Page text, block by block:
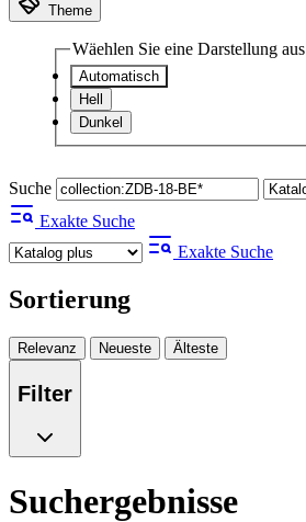
Theme
Wäehlen Sie eine Darstellung aus
Automatisch
Hell
Dunkel
Suche
Exakte Suche
Exakte Suche
Sortierung
Relevanz Neueste Älteste
Filter
Suchergebnisse